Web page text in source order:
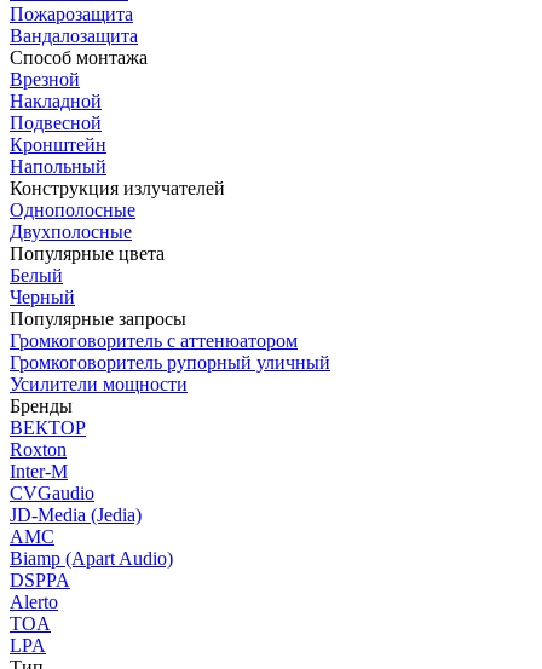
Пожарозащита
Вандалозащита
Способ монтажа
Врезной
Накладной
Подвесной
Кронштейн
Напольный
Конструкция излучателей
Однополосные
Двухполосные
Популярные цвета
Белый
Черный
Популярные запросы
Громкоговоритель с аттенюатором
Громкоговоритель рупорный уличный
Усилители мощности
Бренды
ВЕКТОР
Roxton
Inter-M
CVGaudio
JD-Media (Jedia)
AMC
Biamp (Apart Audio)
DSPPA
Alerto
TOA
LPA